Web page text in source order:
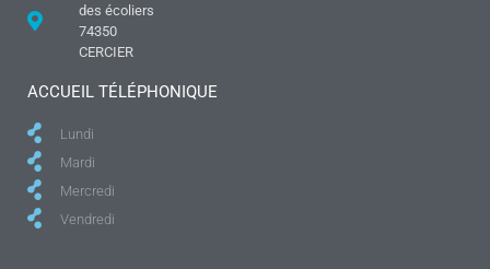
des écoliers
74350
CERCIER
ACCUEIL TÉLÉPHONIQUE
Lundi
Mardi
Mercredi
Vendredi